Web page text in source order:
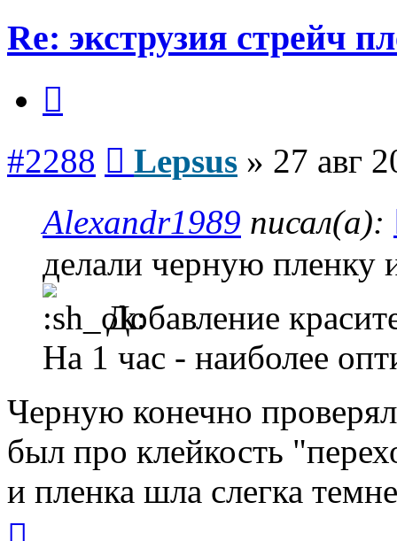
Re: экструзия стрейч
#2288 Lepsus » 27 авг
Alexandr1989 писал(а):
делали черную пленку
Добавление
На 1 час - наиболее
Черную конечно
был про клейкость
и пленка шла слегка